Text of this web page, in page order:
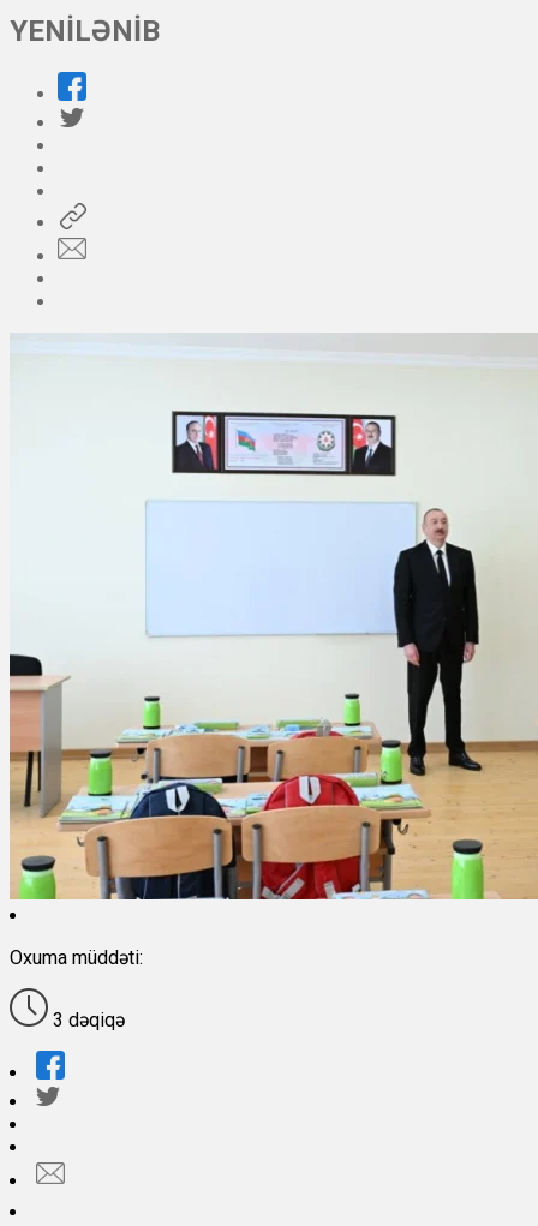
YENİLƏNİB
Oxuma müddəti:
3 dəqiqə